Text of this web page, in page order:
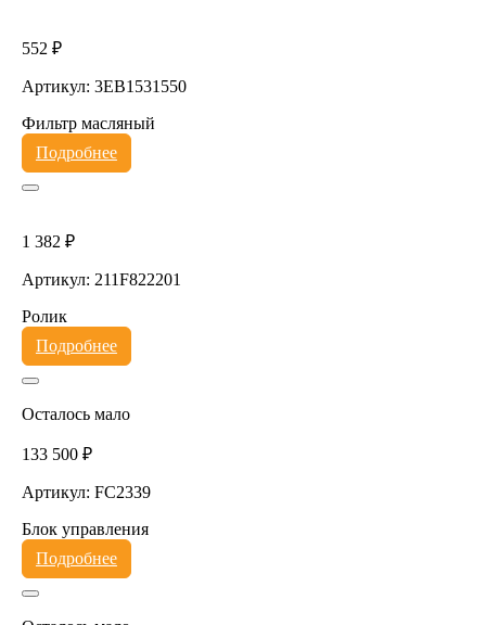
552 ₽
Артикул: 3EB1531550
Фильтр масляный
Подробнее
1 382 ₽
Артикул: 211F822201
Ролик
Подробнее
Осталось мало
133 500 ₽
Артикул: FC2339
Блок управления
Подробнее